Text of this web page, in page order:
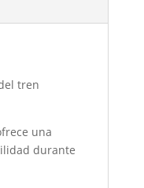
tren
una
durante